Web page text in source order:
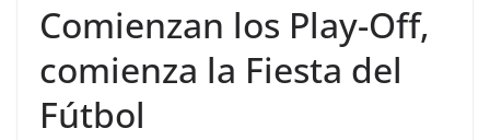
Comienzan los Play-Off,
comienza la Fiesta del
Fútbol